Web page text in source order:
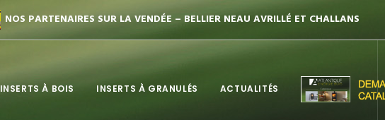
NOS PARTENAIRES SUR LA VENDÉE – BELLIER NEAU AVRILLÉ ET CHALLANS
INSERTS À BOIS INSERTS À GRANULÉS ACTUALITÉS